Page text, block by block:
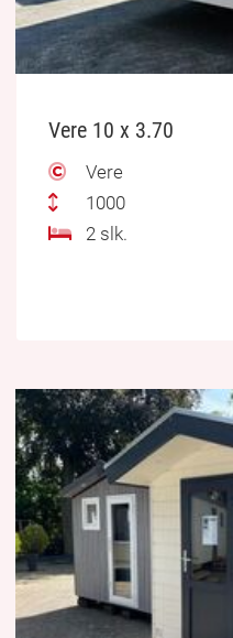
Vere 10 x 3.70
Vere
1000
2 slk.